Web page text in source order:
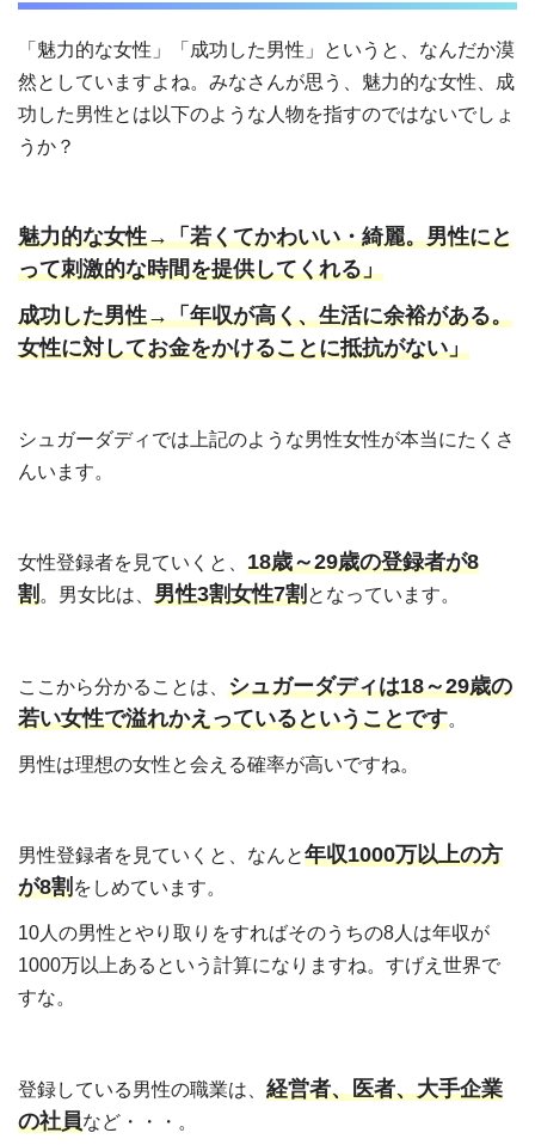
「魅力的な女性」「成功した男性」というと、なんだか漠
然としていますよね。みなさんが思う、魅力的な女性、成
功した男性とは以下のような人物を指すのではないでしょ
うか？
魅力的な女性→「若くてかわいい・綺麗。男性にと
って刺激的な時間を提供してくれる」
成功した男性→「年収が高く、生活に余裕がある。
女性に対してお金をかけることに抵抗がない」
シュガーダディでは上記のような男性女性が本当にたくさ
んいます。
女性登録者を見ていくと、 18歳～29歳の登録者が8
割 。男女比は、 男性3割女性7割 となっています。
ここから分かることは、 シュガーダディは18～29歳の
若い女性で溢れかえっているということです。
男性は理想の女性と会える確率が高いですね。
男性登録者を見ていくと、なんと年収1000万以上の方
が8割 をしめています。
10人の男性とやり取りをすればそのうちの8人は年収が
1000万以上あるという計算になりますね。すげえ世界で
すな。
登録している男性の職業は、 経営者、医者、大手企業
の社員など・・・。